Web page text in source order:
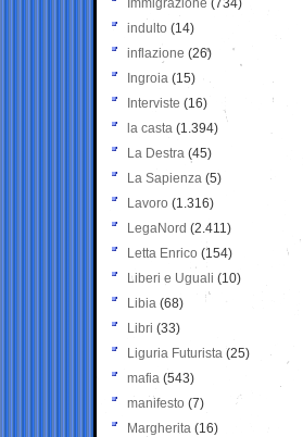
Immigrazione (734)
indulto (14)
inflazione (26)
Ingroia (15)
Interviste (16)
la casta (1.394)
La Destra (45)
La Sapienza (5)
Lavoro (1.316)
LegaNord (2.411)
Letta Enrico (154)
Liberi e Uguali (10)
Libia (68)
Libri (33)
Liguria Futurista (25)
mafia (543)
manifesto (7)
Margherita (16)